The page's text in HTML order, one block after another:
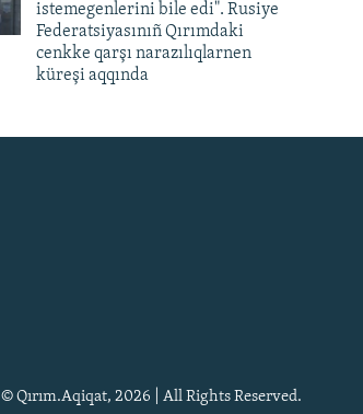
istemegenlerini bile edi". Rusiye
Federatsiyasınıñ Qırımdaki
cenkke qarşı narazılıqlarnen
küreşi aqqında
© Qırım.Aqiqat, 2026 | All Rights Reserved.